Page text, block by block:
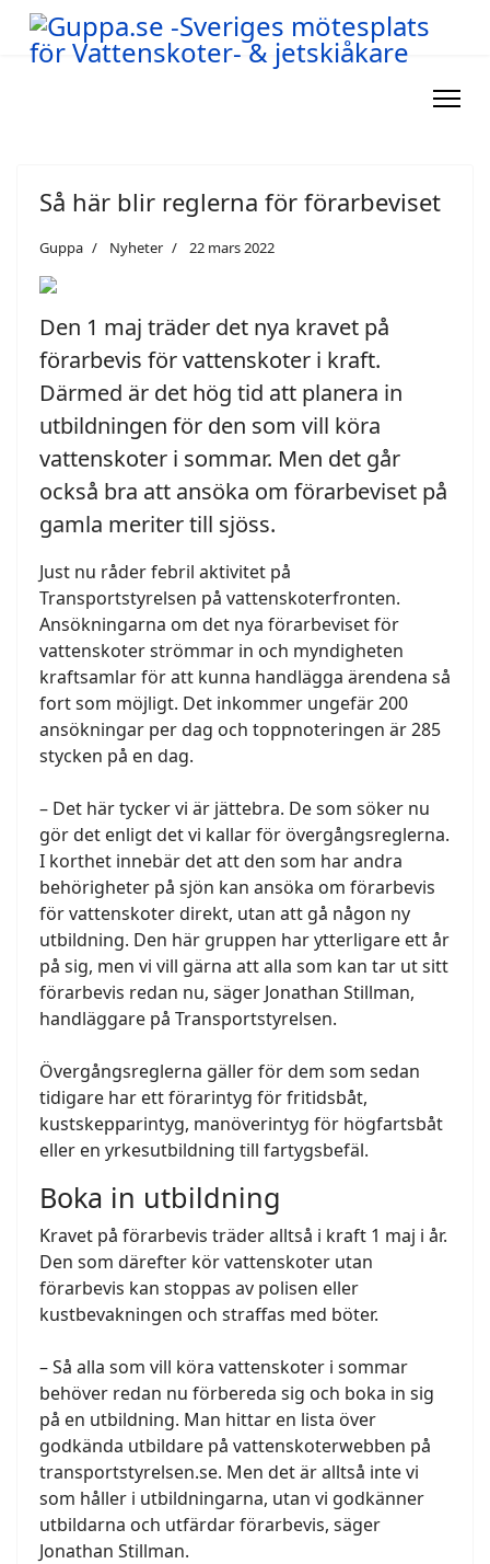
Så här blir reglerna för förarbeviset
Guppa Nyheter 22 mars 2022
Den 1 maj träder det nya kravet på
förarbevis för vattenskoter i kraft.
Därmed är det hög tid att planera in
utbildningen för den som vill köra
vattenskoter i sommar. Men det går
också bra att ansöka om förarbeviset på
gamla meriter till sjöss.
Just nu råder febril aktivitet på
Transportstyrelsen på vattenskoterfronten.
Ansökningarna om det nya förarbeviset för
vattenskoter strömmar in och myndigheten
kraftsamlar för att kunna handlägga ärendena så
fort som möjligt. Det inkommer ungefär 200
ansökningar per dag och toppnoteringen är 285
stycken på en dag.
– Det här tycker vi är jättebra. De som söker nu
gör det enligt det vi kallar för övergångsreglerna.
I korthet innebär det att den som har andra
behörigheter på sjön kan ansöka om förarbevis
för vattenskoter direkt, utan att gå någon ny
utbildning. Den här gruppen har ytterligare ett år
på sig, men vi vill gärna att alla som kan tar ut sitt
förarbevis redan nu, säger Jonathan Stillman,
handläggare på Transportstyrelsen.
Övergångsreglerna gäller för dem som sedan
tidigare har ett förarintyg för fritidsbåt,
kustskepparintyg, manöverintyg för högfartsbåt
eller en yrkesutbildning till fartygsbefäl.
Boka in utbildning
Kravet på förarbevis träder alltså i kraft 1 maj i år.
Den som därefter kör vattenskoter utan
förarbevis kan stoppas av polisen eller
kustbevakningen och straffas med böter.
– Så alla som vill köra vattenskoter i sommar
behöver redan nu förbereda sig och boka in sig
på en utbildning. Man hittar en lista över
godkända utbildare på vattenskoterwebben på
transportstyrelsen.se. Men det är alltså inte vi
som håller i utbildningarna, utan vi godkänner
utbildarna och utfärdar förarbevis, säger
Jonathan Stillman.